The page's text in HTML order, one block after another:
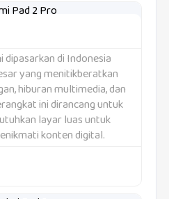
di Indonesia
yang menitikberatkan
hiburan multimedia, dan
ini dirancang untuk
layar luas untuk
konten digital.
2 Pro adalah memberikan